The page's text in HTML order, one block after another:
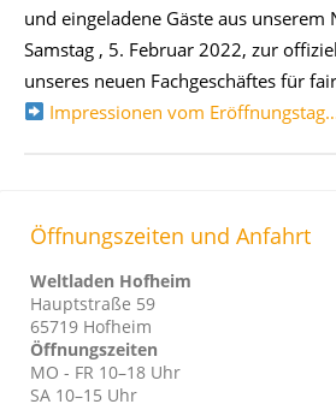
und eingeladene Gäste aus unserem
Samstag , 5. Februar 2022, zur
unseres neuen Fachgeschäftes für
Impressionen vom
Öffnungszeiten und Anfahrt
Weltladen Hofheim
Hauptstraße 59
65719 Hofheim
Öffnungszeiten
MO - FR 10–18 Uhr
SA 10–15 Uhr